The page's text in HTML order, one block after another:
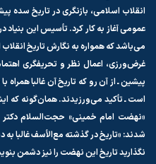
انقلاب اسلامی، بازنگری در تاریخ سده
عمومی آغاز به كار كرد. تأسیس این
می‌باشد كه همواره به نگارش تاریخ
غرض‌ورزی، اعمال نظر و تحریفگری
پیشین ـ از آن رو كه تاریخ آن غالبا
است ـ تأكید می‌ورزیدند. همان‌گونه كه
شدند: «تاریخ در گذشته مع‌الأسف
نگذارید تاریخ این نهضت را نیز دشمن